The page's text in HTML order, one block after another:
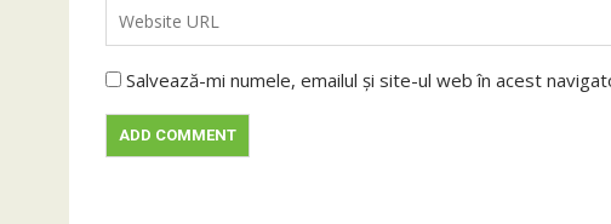
Salvează-mi numele, emailul și site-ul web în acest